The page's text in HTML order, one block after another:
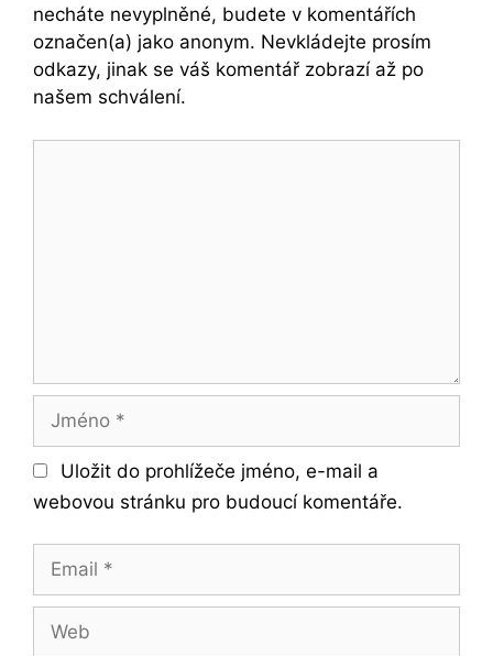
necháte nevyplněné, budete v komentářích
označen(a) jako anonym. Nevkládejte prosím
odkazy, jinak se váš komentář zobrazí až po
našem schválení.
Jméno
Uložit do prohlížeče jméno, e-mail a
webovou stránku pro budoucí komentáře.
Email
Web